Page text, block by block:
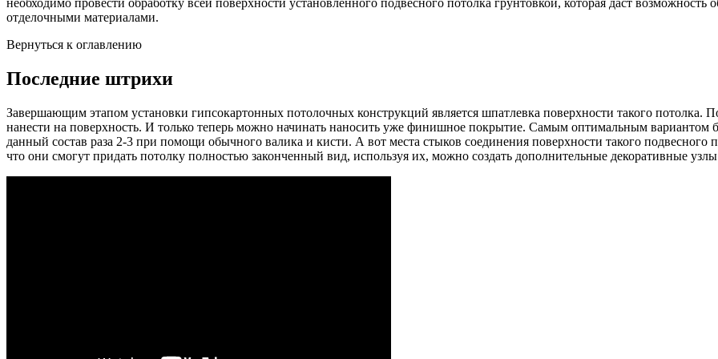
отделочными материалами.
Вернуться к оглавлению
Последние штрихи
Завершающим этапом установки гипсокартонных потолочных конструкций является шпатлевка поверхности такого потолка.
нанести на поверхность. И только теперь можно начинать наносить уже финишное покрытие. Самым оптимальным вариантом
данный состав раза 2-3 при помощи обычного валика и кисти. А вот места стыков соединения поверхности такого
что они смогут придать потолку полностью законченный вид, используя их, можно создать дополнительные декоративные